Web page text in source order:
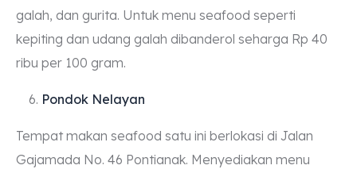
galah, dan gurita. Untuk menu seafood seperti
kepiting dan udang galah dibanderol seharga Rp 40
ribu per 100 gram.
Pondok Nelayan
Tempat makan seafood satu ini berlokasi di Jalan
Gajamada No. 46 Pontianak. Menyediakan menu